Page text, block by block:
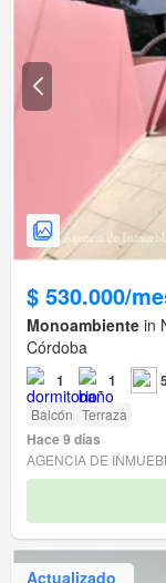
$ 530.000/
Monoambiente in
Córdoba
1 1
Balcón Terraza
Hace 9 días
AGENCIA DE
Actualizado